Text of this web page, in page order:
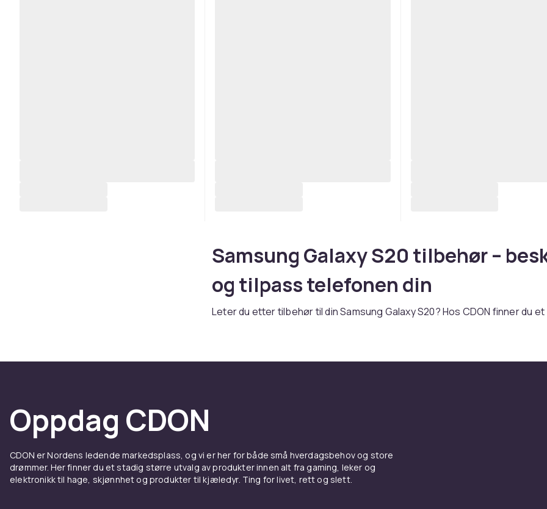
Samsung Galaxy S20 tilbehør –
og tilpass telefonen din
Leter du etter tilbehør til din Samsung Galaxy S20? Hos CDON finner du
uhell. Velg mellom tynne silikon-deksel som bevarer telefonens slanke
robuste støtdempende modeller for ekstra beskyttelse. Se hele utvalget
Samsung tilbehørhos CDON.
Oppdag CDON
CDON er Nordens ledende markedsplass, og vi er her for både små hverdagsbehov og store
drømmer. Her finner du et stadig større utvalg av produkter innen alt fra gaming, leker og
elektronikk til hage, skjønnhet og produkter til kjæledyr. Ting for livet, rett og slett.